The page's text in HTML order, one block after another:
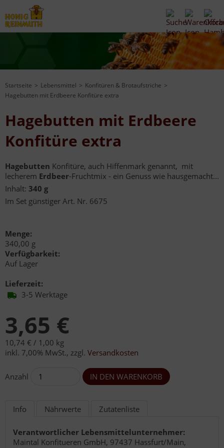
Startseite Lebensmittel
Konfitüren & Brotaufstriche
Hagebutten mit Erdbeere Konfitüre extra
Hagebutten mit Erdbeere
Konfitüre extra
Hagebutten Konfitüre, auch Hiffenmark genannt, mit
lecherem Erdbeer-Fruchtmix - ein Genuss wie hausgemacht...
Inhalt: 340 g
Im Set günstiger Art. Nr. 6675
Menge:
340,00 g
Verfügbarkeit:
Auf Lager
Lieferzeit:
3-5 Werktage
3,65 €
10,74 € / 1,00 kg
inkl. 7,00% MwSt., zzgl. Versandkosten
Anzahl
Info Nährwerte Zutatenliste
Verantwortlicher Lebensmittelunternehmer:
Maintal Konfitueren GmbH, 97437 Hassfurt/Main,